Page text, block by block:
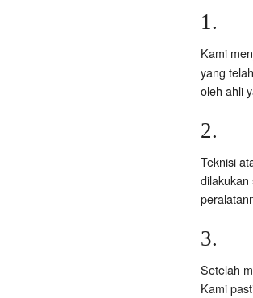
1.
Kami
yang
oleh ahli
2.
Teknisi
3.
Setelah
Kami